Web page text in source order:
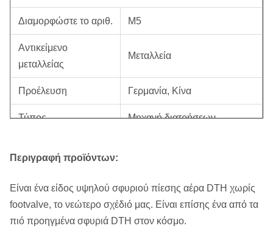
Διαμορφώστε το αριθ. M5
Αντικείμενο
μεταλλείας
Μεταλλεία
Προέλευση Γερμανία, Κίνα
Τύπος Μηχανή διατρήσεων
Αντικείμενο
μεταλλείας
Μεταλλεία, μηχανήματα
μεταλλεύματος, πέτρινο
Περιγραφή προϊόντων:
Είναι ένα είδος υψηλού σφυριού πίεσης αέρα DTH χωρίς
footvalve, το νεώτερο σχέδιό μας. Είναι επίσης ένα από τα
πιό προηγμένα σφυριά DTH στον κόσμο.